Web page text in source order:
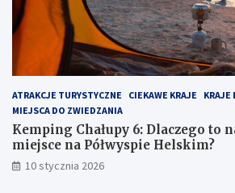
D
l
a
c
e
g
o
t
o
n
u
k
y
y
k
l
e
j
n
ATRAKCJE TURYSTYCZNE CIEKAWE KRAJE
KRAJE
MIEJSCA DO ZWIEDZANIA
Kemping Chałupy 6: Dlaczego to
miejsce na Półwyspie Helskim?
10 stycznia 2026